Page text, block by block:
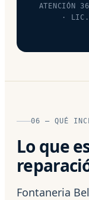
ATENCIÓN
· LIC.
06 — QUÉ
Lo que
Fontaneria